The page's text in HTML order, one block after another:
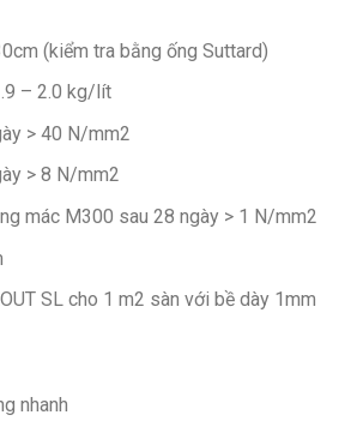
(kiểm tra bằng ống Suttard)
– 2.0 kg/lít
> 40 N/mm2
> 8 N/mm2
mác M300 sau 28 ngày > 1 N/mm2
SL cho 1 m2 sàn với bề dày 1mm
nhanh